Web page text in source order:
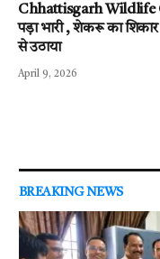
Chhattisgarh Wildlife
पड़ा भारी , शेकरू का शिकार
से उठाया
April 9, 2026
BREAKING NEWS